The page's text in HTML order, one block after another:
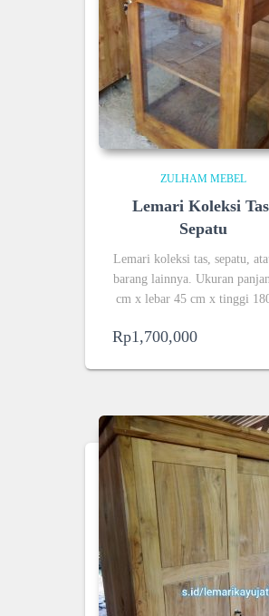
ZULHAM MEBEL
Lemari Koleksi
Sepatu
Lemari koleksi tas, sepatu,
barang lainnya. Ukuran
cm x lebar 45 cm x tinggi
Rp1,700,000